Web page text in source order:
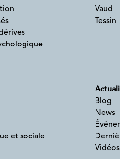
Vaud
Tessin
et sociale
Blog
News